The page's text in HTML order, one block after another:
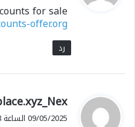
ل
for sale
offer.org
رد
ي
ق
09/05/2025 الساعة 18:28